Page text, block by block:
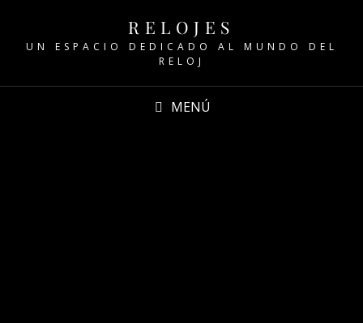
RELOJES
UN ESPACIO DEDICADO AL MUNDO DEL
RELOJ
MENÚ